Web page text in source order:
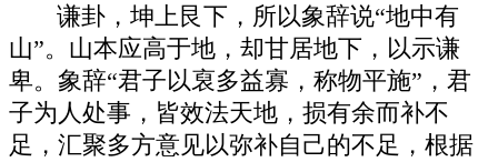
谦卦，坤上艮下，所以象辞说“地中有
山”。山本应高于地，却甘居地下，以示谦
卑。象辞“君子以裒多益寡，称物平施”，君
子为人处事，皆效法天地，损有余而补不
足，汇聚多方意见以弥补自己的不足，根据